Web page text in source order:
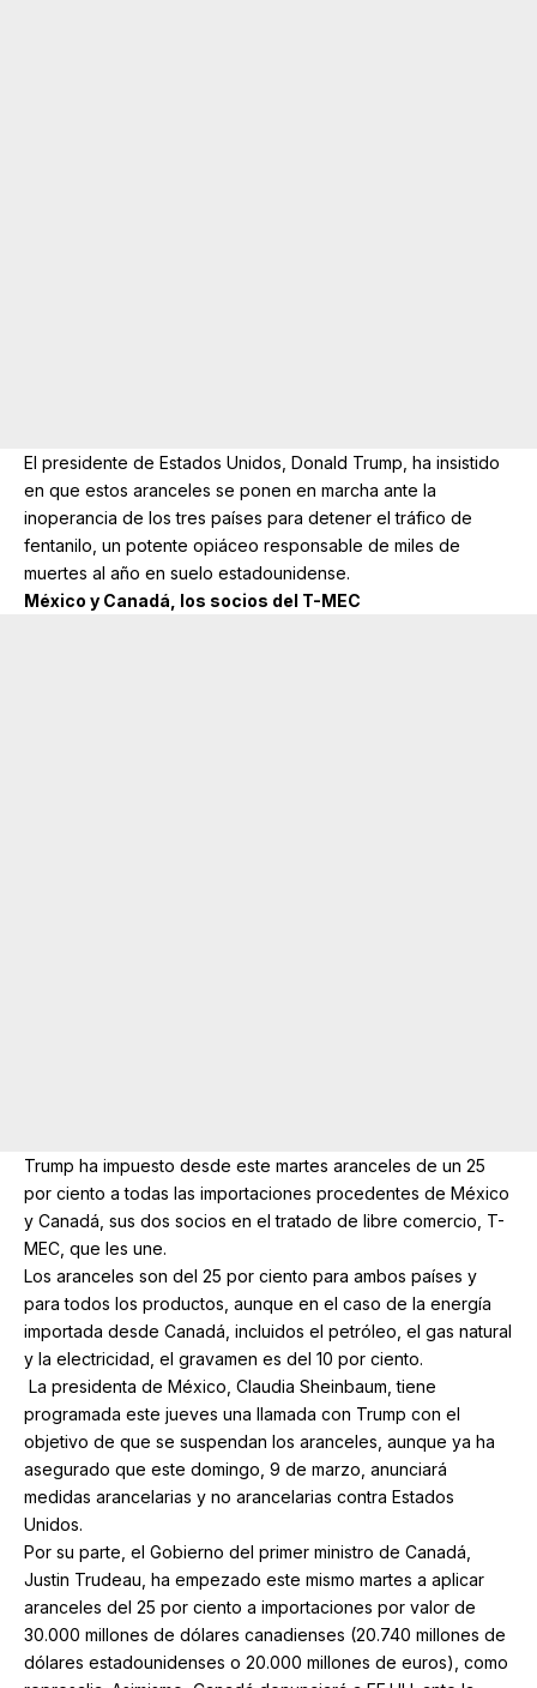
El presidente de Estados Unidos, Donald Trump, ha insistido
en que estos aranceles se ponen en marcha ante la
inoperancia de los tres países para detener el tráfico de
fentanilo, un potente opiáceo responsable de miles de
muertes al año en suelo estadounidense.
México y Canadá, los socios del T-MEC
Trump ha impuesto desde este martes aranceles de un 25
por ciento a todas las importaciones procedentes de México
y Canadá, sus dos socios en el tratado de libre comercio, T-
MEC, que les une.
Los aranceles son del 25 por ciento para ambos países y
para todos los productos, aunque en el caso de la energía
importada desde Canadá, incluidos el petróleo, el gas natural
y la electricidad, el gravamen es del 10 por ciento.
La presidenta de México, Claudia Sheinbaum, tiene
programada este jueves una llamada con Trump con el
objetivo de que se suspendan los aranceles, aunque ya ha
asegurado que este domingo, 9 de marzo, anunciará
medidas arancelarias y no arancelarias contra Estados
Unidos.
Por su parte, el Gobierno del primer ministro de Canadá,
Justin Trudeau, ha empezado este mismo martes a aplicar
aranceles del 25 por ciento a importaciones por valor de
30.000 millones de dólares canadienses (20.740 millones de
dólares estadounidenses o 20.000 millones de euros), como